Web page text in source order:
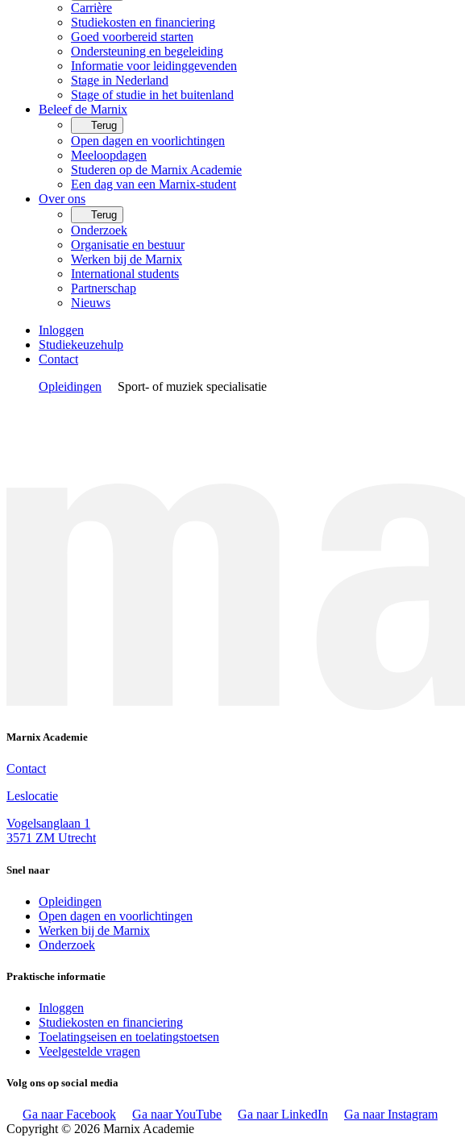
Carrière
Studiekosten en financiering
Goed voorbereid starten
Ondersteuning en begeleiding
Informatie voor leidinggevenden
Stage in Nederland
Stage of studie in het buitenland
Beleef de Marnix
Terug
Open dagen en voorlichtingen
Meeloopdagen
Studeren op de Marnix Academie
Een dag van een Marnix-student
Over ons
Terug
Onderzoek
Organisatie en bestuur
Werken bij de Marnix
International students
Partnerschap
Nieuws
Inloggen
Studiekeuzehulp
Contact
Opleidingen
Sport- of muziek specialisatie
Marnix Academie
Contact
Leslocatie
Vogelsanglaan 1
3571 ZM Utrecht
Snel naar
Opleidingen
Open dagen en voorlichtingen
Werken bij de Marnix
Onderzoek
Praktische informatie
Inloggen
Studiekosten en financiering
Toelatingseisen en toelatingstoetsen
Veelgestelde vragen
Volg ons op social media
Ga naar Facebook Ga naar YouTube Ga naar LinkedIn
Ga naar Instagram
Copyright © 2026 Marnix Academie